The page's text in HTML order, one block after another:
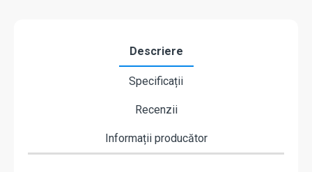
Descriere
Specificații
Recenzii
Informații producător